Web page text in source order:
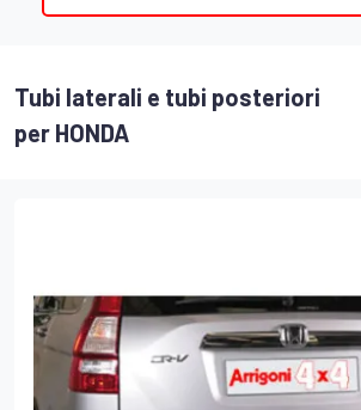
Tubi laterali e tubi posteriori
per HONDA